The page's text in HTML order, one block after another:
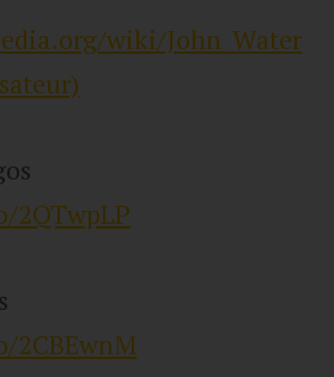
wiki/John_Water
2QTwpLP
2CBEwnM